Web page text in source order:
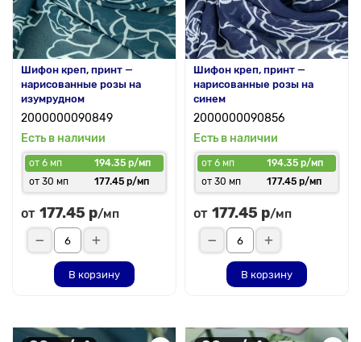
Шифон креп, принт —
нарисованные розы на
изумрудном
2000000090849
Есть в наличии
от 6 мп
194.35 р/мп
от 30 мп
177.45 р/мп
от 177.45 р/мп
В корзину
Шифон креп, принт —
нарисованные розы на
синем
2000000090856
Есть в наличии
от 6 мп
194.35 р/мп
от 30 мп
177.45 р/мп
от 177.45 р/мп
В корзину